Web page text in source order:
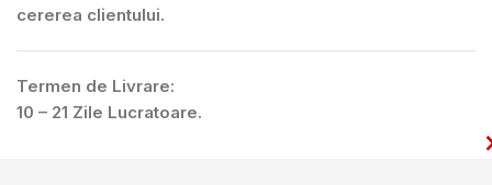
cererea clientului.
Termen de Livrare:
10 – 21 Zile Lucratoare.